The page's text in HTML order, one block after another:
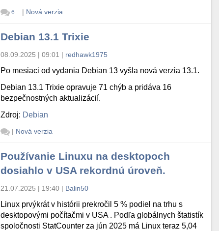
6 | Nová verzia
Debian 13.1 Trixie
08.09.2025 | 09:01 | redhawk1975
Po mesiaci od vydania Debian 13 vyšla nová verzia 13.1.
Debian 13.1 Trixie opravuje 71 chýb a pridáva 16
bezpečnostných aktualizácií.
Zdroj: Debian
| Nová verzia
Používanie Linuxu na desktopoch
dosiahlo v USA rekordnú úroveň.
21.07.2025 | 19:40 | Balin50
Linux prvýkrát v histórii prekročil 5 % podiel na trhu s
desktopovými počítačmi v USA . Podľa globálnych štatistík
spoločnosti StatCounter za jún 2025 má Linux teraz 5,04